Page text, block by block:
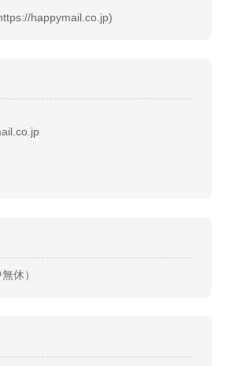
happymail.co.jp)
休）